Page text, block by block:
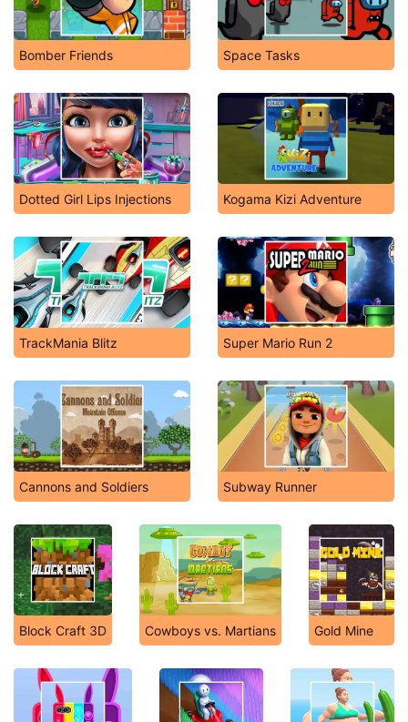
Bomber Friends Space Tasks
Dotted Girl Lips Injections Kogama Kizi Adventure
TrackMania Blitz Super Mario Run 2
Cannons and Soldiers Subway Runner
Block Craft 3D Cowboys vs. Martians Gold Mine